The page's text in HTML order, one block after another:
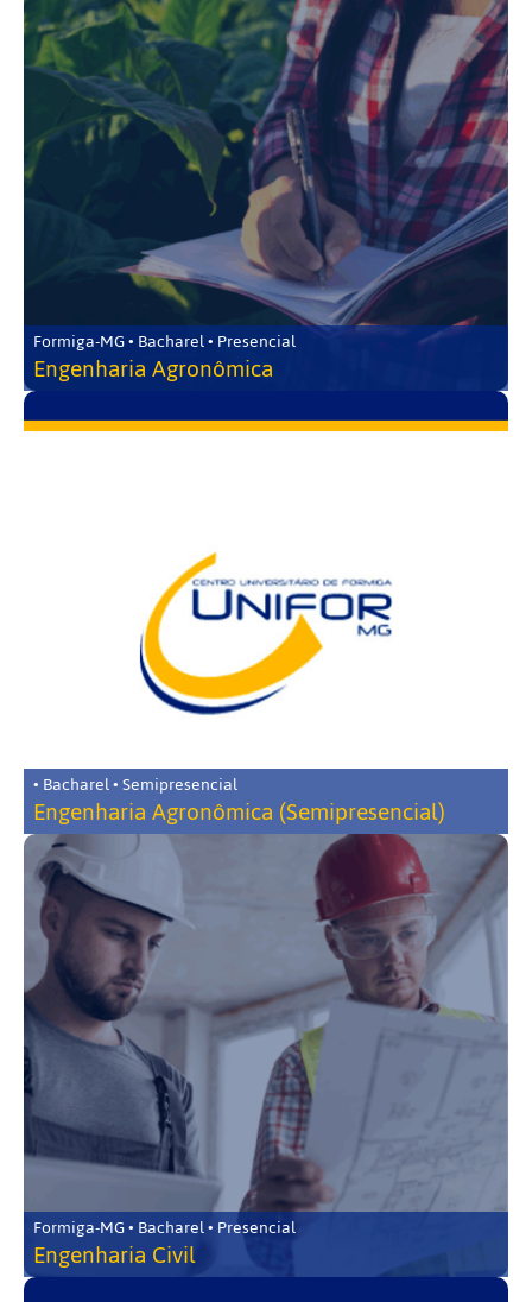
Formiga-MG • Bacharel • Presencial
Engenharia Agronômica
• Bacharel • Semipresencial
Engenharia Agronômica (Semipresencial)
Formiga-MG • Bacharel • Presencial
Engenharia Civil